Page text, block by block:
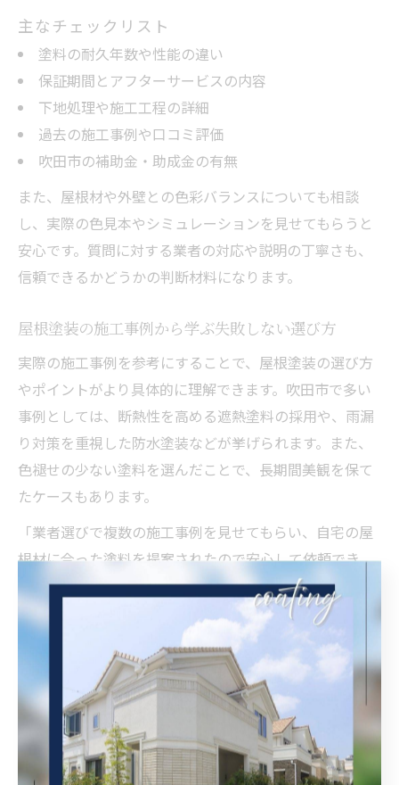
主なチェックリスト
塗料の耐久年数や性能の違い
保証期間とアフターサービスの内容
下地処理や施工工程の詳細
過去の施工事例や口コミ評価
吹田市の補助金・助成金の有無
また、屋根材や外壁との色彩バランスについても相談
し、実際の色見本やシミュレーションを見せてもらうと
安心です。質問に対する業者の対応や説明の丁寧さも、
信頼できるかどうかの判断材料になります。
屋根塗装の施工事例から学ぶ失敗しない選び方
実際の施工事例を参考にすることで、屋根塗装の選び方
やポイントがより具体的に理解できます。吹田市で多い
事例としては、断熱性を高める遮熱塗料の採用や、雨漏
り対策を重視した防水塗装などが挙げられます。また、
色褪せの少ない塗料を選んだことで、長期間美観を保て
たケースもあります。
「業者選びで複数の施工事例を見せてもらい、自宅の屋
根材に合った塗料を提案されたので安心して依頼でき
た」という利用者の声も多いです。反対に、下地処理を
軽視した結果、数年で塗膜が剥がれてしまったという失
敗例も報告されています。このような実例から、業者の
施工実績やアフターケアの充実度を重視することが重要
とわかります。
事例を比較する際は、費用だけでなく、仕上がりの美し
さや持続性、保証内容も合わせて確認しましょう。吹田